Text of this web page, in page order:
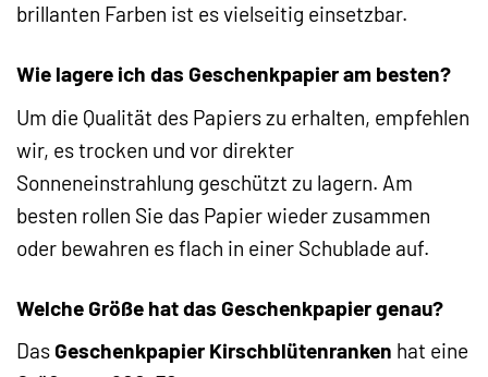
brillanten Farben ist es vielseitig einsetzbar.
Wie lagere ich das Geschenkpapier am besten?
Um die Qualität des Papiers zu erhalten, empfehlen
wir, es trocken und vor direkter
Sonneneinstrahlung geschützt zu lagern. Am
besten rollen Sie das Papier wieder zusammen
oder bewahren es flach in einer Schublade auf.
Welche Größe hat das Geschenkpapier genau?
DasGeschenkpapier Kirschblütenranken hat eine